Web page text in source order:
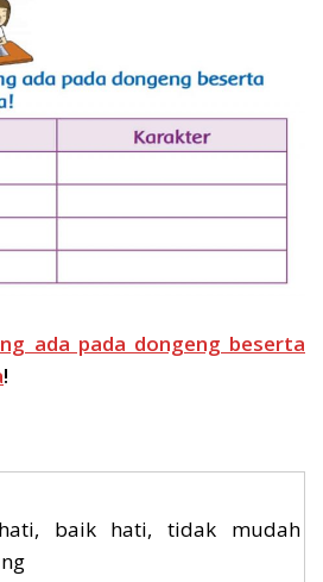
ada pada dongeng beserta
!
baik hati, tidak mudah